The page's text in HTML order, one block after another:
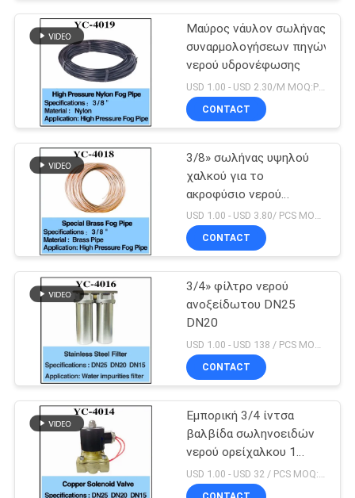
ΜΑΣ
ΕΛΆΤΕ
ΕΠΑΦΉ
ΜΕ
ΖΗΤΉΣΤΕ
ΈΝΑ
ΑΠΌΣΠΑΣΜΑ
NEWS
SITEMAP
PRIVACY
POLICY
Ελασματικό
ακροφύσιο πηγών
30
Ακροφύσιο νερού
υδρονέφωσης
24
Μουσικό
πρόγραμμα πηγών
18
Μαύρος νάυλον σωλήνας
συναρμολογήσεων πηγών
νερού υδρονέφωσης
CONTACT
3/8» σωλήνας υψηλού
χαλκού για το
ακροφύσιο νερού
υδρονέφωσης
USD 1.00 - USD 3.80/ PCS MOQ:PC 1
CONTACT
3/4» φίλτρο νερού
ανοξείδωτου DN25
DN20
USD 1.00 - USD 138 / PCS MOQ:PC 1
CONTACT
Εμπορική 3/4 ίντσα
βαλβίδα σωληνοειδών
νερού ορείχαλκου 1
ίντσας